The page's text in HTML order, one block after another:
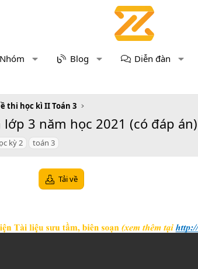
Nhóm Blog Diễn đàn
thi học kì II Toán 3
3 năm học 2021 (có đáp án)
kỳ 2 toán 3
Tải về